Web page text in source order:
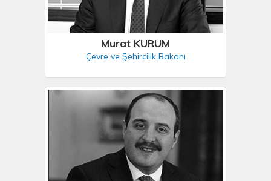
Murat KURUM
Çevre ve Şehircilik Bakanı